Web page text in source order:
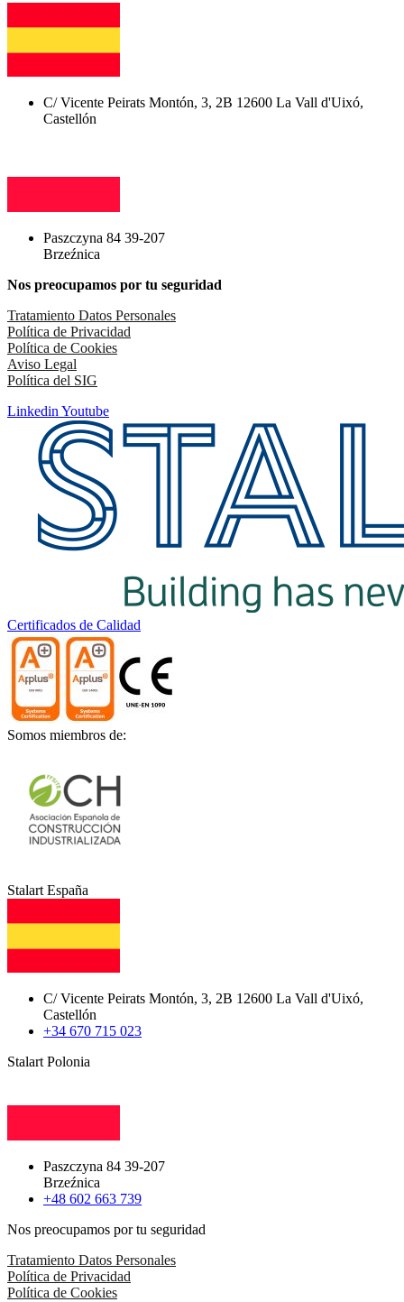
C/ Vicente Peirats Montón, 3, 2B 12600 La Vall d'Uixó,
Castellón
Paszczyna 84 39-207
Brzeźnica
Nos preocupamos por tu seguridad
Tratamiento Datos Personales
Política de Privacidad
Política de Cookies
Aviso Legal
Política del SIG
Linkedin Youtube
Certificados de Calidad
Somos miembros de:
Stalart España
C/ Vicente Peirats Montón, 3, 2B 12600 La Vall d'Uixó,
Castellón
+34 670 715 023
Stalart Polonia
Paszczyna 84 39-207
Brzeźnica
+48 602 663 739
Nos preocupamos por tu seguridad
Tratamiento Datos Personales
Política de Privacidad
Política de Cookies